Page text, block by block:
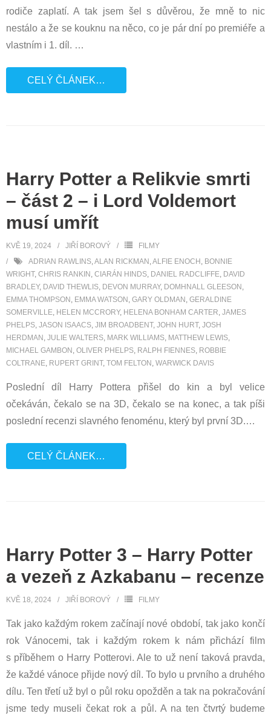
rodiče zaplatí. A tak jsem šel s důvěrou, že mně to nic
nestálo a že se kouknu na něco, co je pár dní po premiéře a
vlastním i 1. díl. …
CELÝ ČLÁNEK…
Harry Potter a Relikvie smrti
– část 2 – i Lord Voldemort
musí umřít
KVĚ 19, 2024 JIŘÍ BOROVÝ
FILMY
ADRIAN RAWLINS ALAN RICKMAN ALFIE ENOCH BONNIE
WRIGHT, CHRIS RANKIN CIARÁN HINDS DANIEL RADCLIFFE DAVID
BRADLEY, DAVID THEWLIS DEVON MURRAY, DOMHNALL GLEESON
EMMA THOMPSON EMMA WATSON GARY OLDMAN GERALDINE
SOMERVILLE HELEN MCCRORY, HELENA BONHAM CARTER JAMES
PHELPS JASON ISAACS JIM BROADBENT, JOHN HURT, JOSH
HERDMAN JULIE WALTERS MARK WILLIAMS MATTHEW LEWIS
MICHAEL GAMBON OLIVER PHELPS RALPH FIENNES ROBBIE
COLTRANE RUPERT GRINT, TOM FELTON WARWICK DAVIS
Poslední díl Harry Pottera přišel do kin a byl velice
očekáván, čekalo se na 3D, čekalo se na konec, a tak píši
poslední recenzi slavného fenoménu, který byl první 3D.…
CELÝ ČLÁNEK…
Harry Potter 3 – Harry Potter
a vezeň z Azkabanu – recenze
KVĚ 18, 2024 JIŘÍ BOROVÝ FILMY
Tak jako každým rokem začínají nové období, tak jako končí
rok Vánocemi, tak i každým rokem k nám přichází film
s příběhem o Harry Potterovi. Ale to už není taková pravda,
že každé vánoce přijde nový díl. To bylo u prvního a druhého
dílu. Ten třetí už byl o půl roku opožděn a tak na pokračování
jsme tedy museli čekat rok a půl. A na ten čtvrtý budeme